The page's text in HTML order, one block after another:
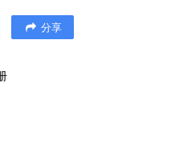
分享